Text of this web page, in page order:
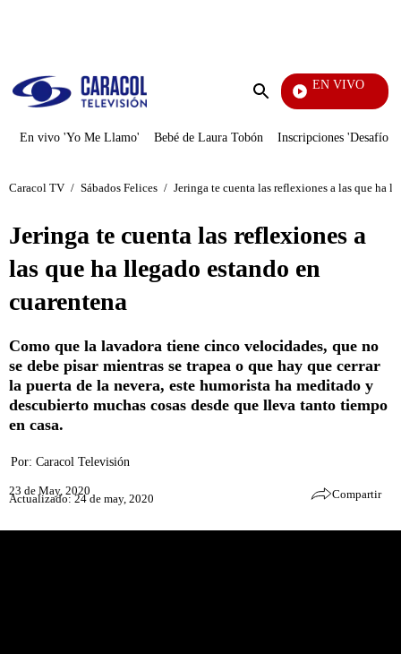
Enviar
EN VIVO
Pura Diversión
En vivo 'Yo Me Llamo' Bebé de Laura Tobón Inscripciones 'Desafío'
Caracol TV / Sábados Felices / Jeringa te cuenta las reflexiones a las que ha
Jeringa te cuenta las reflexiones a
las que ha llegado estando en
cuarentena
Como que la lavadora tiene cinco velocidades, que no
se debe pisar mientras se trapea o que hay que cerrar
la puerta de la nevera, este humorista ha meditado y
descubierto muchas cosas desde que lleva tanto tiempo
en casa.
Por: Caracol Televisión
23 de May, 2020
Actualizado: 24 de may, 2020 Compartir